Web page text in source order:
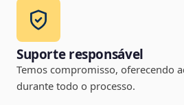
Suporte responsável
Temos compromisso, oferecendo
durante todo o processo.